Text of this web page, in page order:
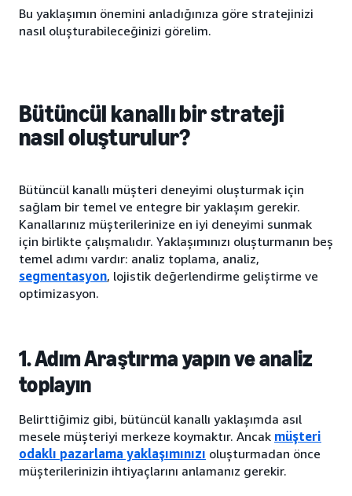
Bu yaklaşımın önemini anladığınıza göre stratejinizi
nasıl oluşturabileceğinizi görelim.
Bütüncül kanallı bir strateji
nasıl oluşturulur?
Bütüncül kanallı müşteri deneyimi oluşturmak için
sağlam bir temel ve entegre bir yaklaşım gerekir.
Kanallarınız müşterilerinize en iyi deneyimi sunmak
için birlikte çalışmalıdır. Yaklaşımınızı oluşturmanın beş
temel adımı vardır: analiz toplama, analiz,
segmentasyon, lojistik değerlendirme geliştirme ve
optimizasyon.
1. Adım Araştırma yapın ve analiz
toplayın
Belirttiğimiz gibi, bütüncül kanallı yaklaşımda asıl
mesele müşteriyi merkeze koymaktır. Ancak müşteri
odaklı pazarlama yaklaşımınızı oluşturmadan önce
müşterilerinizin ihtiyaçlarını anlamanız gerekir.